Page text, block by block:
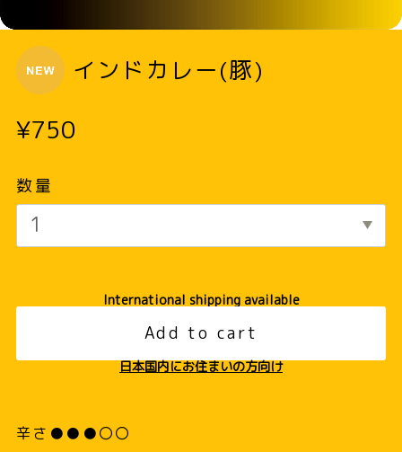
インドカレー(豚)
¥750
数量
International shipping available
Add to cart
日本国内にお住まいの方向け
辛さ●●●〇〇